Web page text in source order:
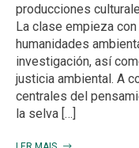
producciones
La clase empieza
humanidades
investigación, así
justicia ambiental. A
centrales del
la selva […]